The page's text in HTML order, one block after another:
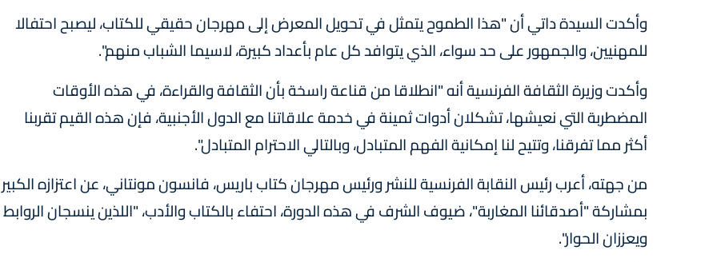
وأكدت السيدة داتي أن "هذا الطموح يتمثل في تحويل المعرض إلى مهرجان حقيقي للكتاب، ليصبح احتفالا
للمهنيين، والجمهور على حد سواء، الذي يتوافد كل عام بأعداد كبيرة، لاسيما الشباب منهم".
وأكدت وزيرة الثقافة الفرنسية أنه "انطلاقا من قناعة راسخة بأن الثقافة والقراءة، في هذه الأوقات
المضطربة التي نعيشها، تشكلان أدوات ثمينة في خدمة علاقاتنا مع الدول الأجنبية، فإن هذه القيم تقربنا
أكثر مما تفرقنا، وتتيح لنا إمكانية الفهم المتبادل، وبالتالي الاحترام المتبادل".
من جهته، أعرب رئيس النقابة الفرنسية للنشر ورئيس مهرجان كتاب باريس، فانسون مونتاني، عن اعتزازه الكبير
بمشاركة "أصدقائنا المغاربة"، ضيوف الشرف في هذه الدورة، احتفاء بالكتاب والأدب، "اللذين ينسجان الروابط
ويعززان الحوار".